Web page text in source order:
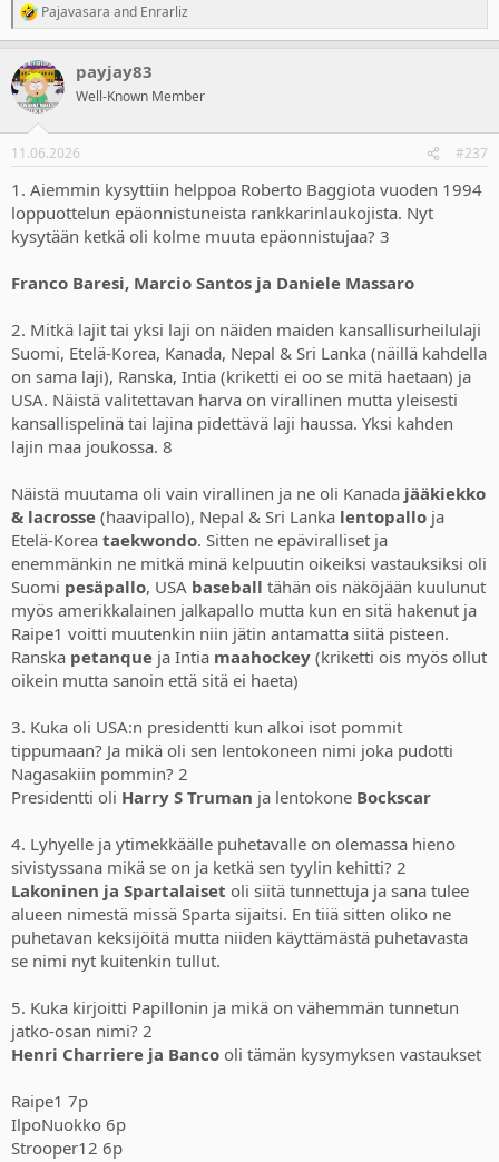
3. Mikä on aurinkokunnan kuumin planeetta?
Vastaus: Venus, ei siis Merkurius vaikka onkin lähimpänä
aurinkoa – kasvihuoneilmiö tekee Venuksesta kuumimman.
Merkuriuksen pintalämpitiloja:
Päiväpuolella: noin +430 °C
Yöpuolella: noin −180 °C
Venus:
Keskimääräinen pintalämpötila: noin +465 °C
Päivä ja yö ovat lähes yhtä kuumia.
Hellettä pitelee.
4. Kuinka monta valkoista neliötä on shakkilaudalla?
5. Formula 1 sarjassa tapahtui ‘Crashgate’ vuonna 2008 Renault
tallissa Nelson Piquet Jr. Ajaessa tahallisesti seinään aiheuttaen
safety carin käyttöönoton tallin toisen kuljettajan Fernando
Alonson saaden näinollen uskomattoman edun loppukilpailuksi
(voitti).
Ketä Renault tallin johtoportaan henkilöitä rankaistiin tämän
yksi piste. Yksikin väärin, ei pisteitä lainkaan.
Yhden pisteen voi tienata jos osaa nimetä sympaattisen kuskin jolle
tämä maksoi mestaruuden 90% varmuudella.
Vastauksia: Pat Symonds (5 vuoden toimintakielto FIA:n
sarjoihin) ja Flavio Briatore (elinikäisen porttikiellon FIA:n
alaisiin moottoriurheilusarjoihin, kumottu vuonna 2010)
Felipe Massa hävisi mestaruuden yhdellä pisteellä kyseisenä
vuonna. Ilman turva-autoa, on melko turvallista spekuloida
että hän olisi saanut em. Kilpailusta enemmän pisteitä.
Crashgate ei ole vieläkään täysin kuollut tapaus – Felipe
Massa yritti vielä yli 15 vuotta myöhemmin oikeusteitse saada
maailmanmestari.
6. Formula 1 autossa (edit:// tämän vuoden autoissa) on tunnetusti
bensiini ja sähkömoottorit antamassa voimaa. Kuinka suuri itse
bensiinimoottorin mäntä/iskutilavuus on?
7. Betelgeuse on viimeisiä vetelevä todella massiivinen tähti Orionin
vyöhykkeellä. Sen on odotettu räjähtävän supernovana päivänä
minä hyvänsä. Tai ehkä se onkin jo räjähtänyt?
Jos se räjähtäisi tänään, minä vuonna me havaittaisiin se täällä
maapallolla? Lähin arvaus saa pisteen.
Vastaus: Tämähän menikin vähän konstikkaammaksi koska
noin 640–700 valovuotta.
Voidaan siis sanoa tähden supernovan näkyvän maassa noin
2666–2726
Knoppitietona: elokuvan Beetlejuice (ja hahmon) nimi on
8. Mikä on suomen kansalliskukka?
Vastaus: Kielo
R
e
c
t
i
s
Pajavasara and Enrarliz
payjay83
Well-Known Member
11.06.2026 #237
1. Aiemmin kysyttiin helppoa Roberto Baggiota vuoden 1994
loppuottelun epäonnistuneista rankkarinlaukojista. Nyt
kysytään ketkä oli kolme muuta epäonnistujaa? 3
Franco Baresi, Marcio Santos ja Daniele Massaro
2. Mitkä lajit tai yksi laji on näiden maiden kansallisurheilulaji
Suomi, Etelä-Korea, Kanada, Nepal & Sri Lanka (näillä kahdella
on sama laji), Ranska, Intia (kriketti ei oo se mitä haetaan) ja
USA. Näistä valitettavan harva on virallinen mutta yleisesti
kansallispelinä tai lajina pidettävä laji haussa. Yksi kahden
lajin maa joukossa. 8
Näistä muutama oli vain virallinen ja ne oli Kanada jääkiekko
& lacrosse (haavipallo), Nepal & Sri Lanka lentopallo ja
Etelä-Korea taekwondo. Sitten ne epäviralliset ja
enemmänkin ne mitkä minä kelpuutin oikeiksi vastauksiksi oli
Suomi pesäpallo, USA baseball tähän ois näköjään kuulunut
myös amerikkalainen jalkapallo mutta kun en sitä hakenut ja
Raipe1 voitti muutenkin niin jätin antamatta siitä pisteen.
Ranska petanque ja Intia maahockey (kriketti ois myös ollut
oikein mutta sanoin että sitä ei haeta)
3. Kuka oli USA:n presidentti kun alkoi isot pommit
tippumaan? Ja mikä oli sen lentokoneen nimi joka pudotti
Nagasakiin pommin? 2
Presidentti oli Harry S Truman ja lentokone Bockscar
4. Lyhyelle ja ytimekkäälle puhetavalle on olemassa hieno
sivistyssana mikä se on ja ketkä sen tyylin kehitti? 2
Lakoninen ja Spartalaiset oli siitä tunnettuja ja sana tulee
alueen nimestä missä Sparta sijaitsi. En tiiä sitten oliko ne
puhetavan keksijöitä mutta niiden käyttämästä puhetavasta
se nimi nyt kuitenkin tullut.
5. Kuka kirjoitti Papillonin ja mikä on vähemmän tunnetun
jatko-osan nimi? 2
Henri Charriere ja Banco oli tämän kysymyksen vastaukset
Raipe1 7p
IlpoNuokko 6p
Strooper12 6p